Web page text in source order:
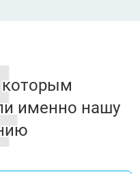
именно нашу